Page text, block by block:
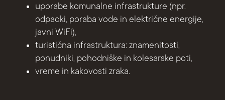
uporabe komunalne infrastrukture (npr.
odpadki, poraba vode in električne energije,
javni WiFi),
turistična infrastruktura: znamenitosti,
ponudniki, pohodniške in kolesarske poti,
vreme in kakovosti zraka.